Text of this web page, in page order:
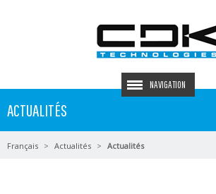
NAVIGATION
ACTUALITÉS
Français Actualités Actualités